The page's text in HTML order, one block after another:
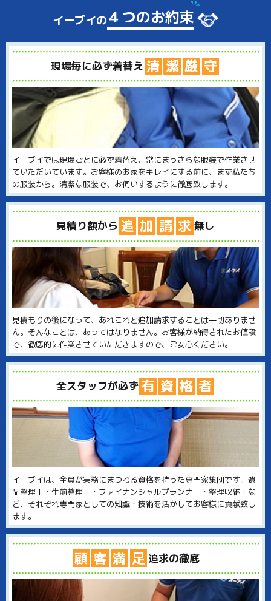
イーブイの４つのお約束
現場毎に必ず着替え 清 潔 厳 守
イーブイでは現場ごとに必ず着替え、常にまっさらな服装で作業させ
ていただいています。お客様のお家をキレイにする前に、まず私たち
の服装から。清潔な服装で、お伺いするように徹底致します。
見積り額から 追 加 請 求 無し
見積もりの後になって、あれこれと追加請求することは一切ありませ
ん。そんなことは、あってはなりません。お客様が納得されたお値段
で、徹底的に作業させていただきますので、ご安心ください。
全スタッフが必ず 有 資 格 者
イーブイは、全員が実務にまつわる資格を持った専門家集団です。遺
品整理士・生前整理士・ファイナンシャルプランナー・整理収納士な
ど、それぞれ専門家としての知識・技術を活かしてお客様に貢献致し
ます。
顧 客 満 足 追求の徹底